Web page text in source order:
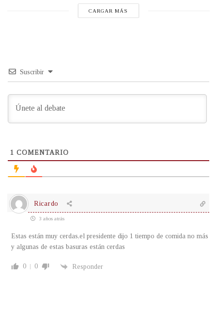
CARGAR MÁS
Suscribir
1 COMENTARIO
Ricardo
3 años atrás
Estas están muy cerdas,el presidente dijo 1 tiempo de comida no más
y algunas de estas basuras están cerdas
0 0 Responder